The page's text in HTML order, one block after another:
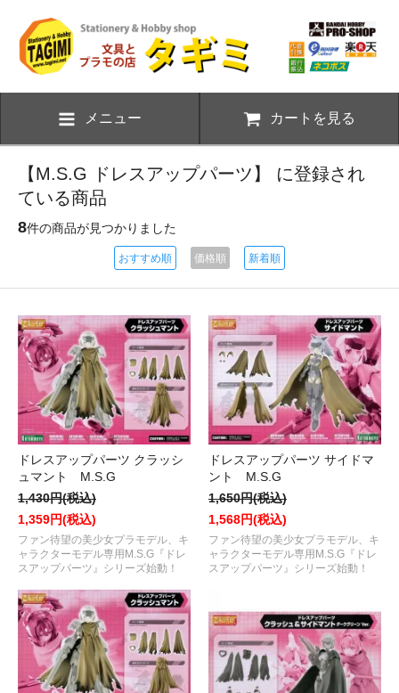
メニュー カートを見る
【M.S.G ドレスアップパーツ】 に登録され
ている商品
8件の商品が見つかりました
おすすめ順 価格順 新着順
ドレスアップパーツ クラッシ
ュマント M.S.G
1,430円(税込)
1,359円(税込)
ファン待望の美少女プラモデル、キ
ャラクターモデル専用M.S.G『ドレ
スアップパーツ』シリーズ始動！
ドレスアップパーツ サイドマ
ント M.S.G
1,650円(税込)
1,568円(税込)
ファン待望の美少女プラモデル、キ
ャラクターモデル専用M.S.G『ドレ
スアップパーツ』シリーズ始動！